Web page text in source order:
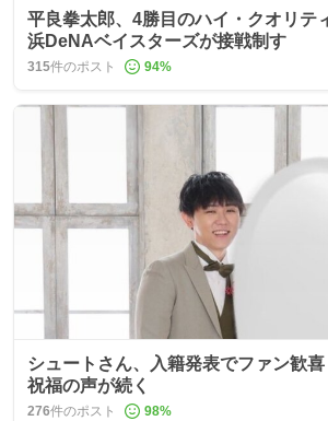
平良拳太郎、4勝目のハイ・クオリテ
浜DeNAベイスターズが接戦制す
315件のポスト 94%
シュートさん、入籍発表でファン歓
祝福の声が続く
276件のポスト 98%